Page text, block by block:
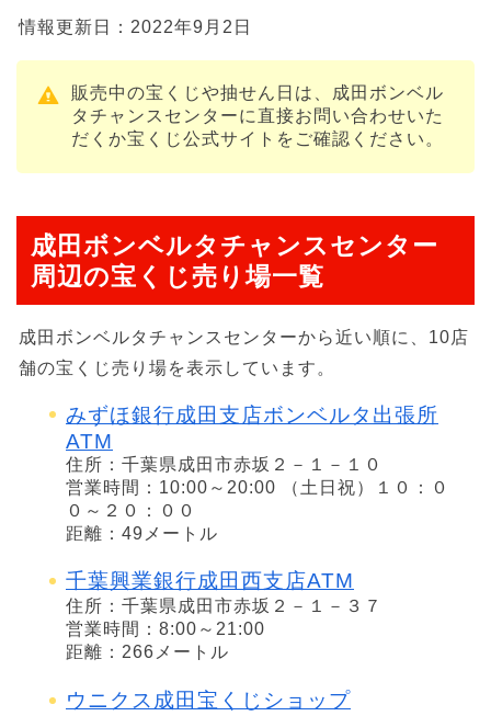
情報更新日：2022年9月2日
販売中の宝くじや抽せん日は、成田ボンベル
タチャンスセンターに直接お問い合わせいた
だくか宝くじ公式サイトをご確認ください。
成田ボンベルタチャンスセンター
周辺の宝くじ売り場一覧
成田ボンベルタチャンスセンターから近い順に、10店
舗の宝くじ売り場を表示しています。
みずほ銀行成田支店ボンベルタ出張所
ATM
住所：千葉県成田市赤坂２－１－１０
営業時間：10:00～20:00 （土日祝）１０：０
０～２０：００
距離：49メートル
千葉興業銀行成田西支店ATM
住所：千葉県成田市赤坂２－１－３７
営業時間：8:00～21:00
距離：266メートル
ウニクス成田宝くじショップ